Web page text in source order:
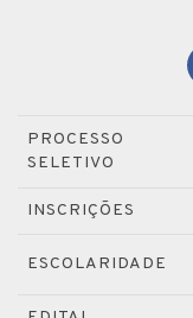
PROCESSO
SELETIVO
INSCRIÇÕES
ESCOLARIDADE